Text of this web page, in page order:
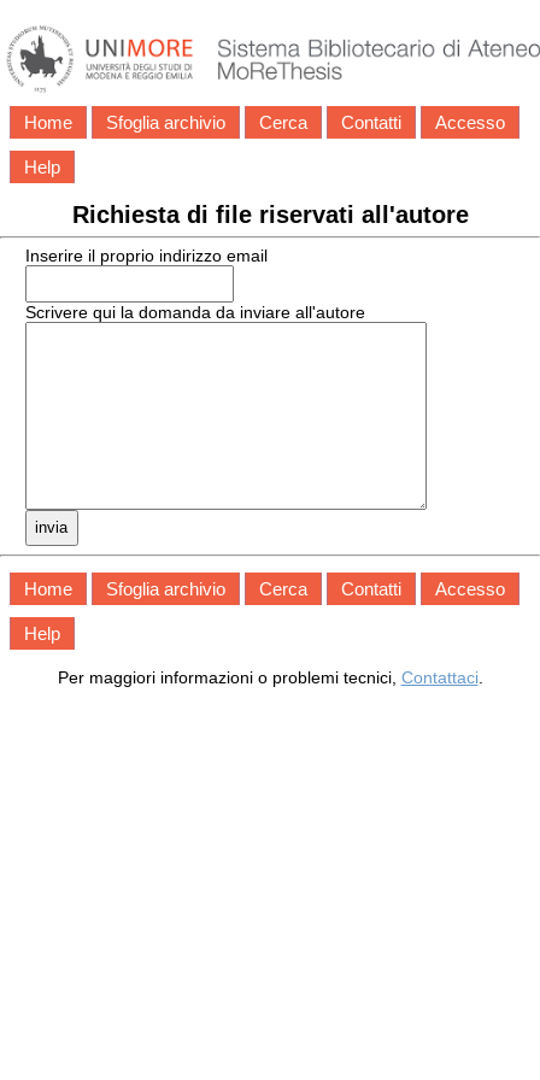
Home Sfoglia archivio Cerca Contatti Accesso
Help
Richiesta di file riservati all'autore
Inserire il proprio indirizzo email
Scrivere qui la domanda da inviare all'autore
Home Sfoglia archivio Cerca Contatti Accesso
Help
Per maggiori informazioni o problemi tecnici, Contattaci.